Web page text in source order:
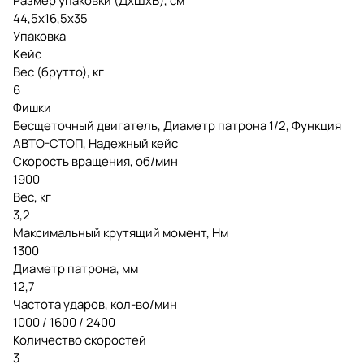
44,5x16,5x35
Упаковка
Кейс
Вес (брутто), кг
6
Фишки
Бесщеточный двигатель, Диаметр патрона 1/2, Функция
АВТО-СТОП, Надежный кейс
Скорость вращения, об/мин
1900
Вес, кг
3,2
Максимальный крутящий момент, Нм
1300
Диаметр патрона, мм
12,7
Частота ударов, кол-во/мин
1000 / 1600 / 2400
Количество скоростей
3